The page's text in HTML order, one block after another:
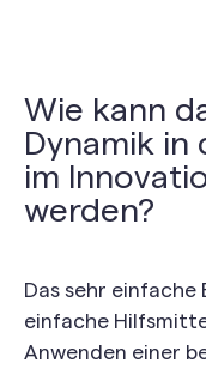
Wie kann
Dynamik
im
werden?
Das sehr einfache
einfache
Anwenden einer